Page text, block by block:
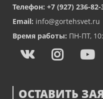
Телефон: +7 (927) 236-82-
Email: info@gortehsvet.ru
Время работы: ПН-ПТ,
ОСТАВИТЬ